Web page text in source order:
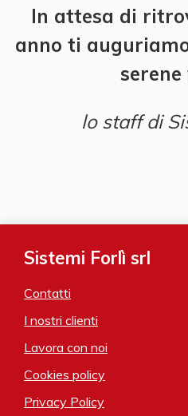
In attesa di
anno ti
serene
lo staff di
Sistemi Forlì srl
Contatti
I nostri clienti
Lavora con noi
Cookies policy
Privacy Policy